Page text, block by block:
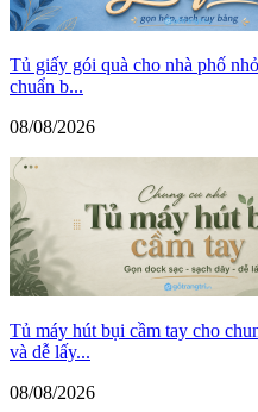
Tủ giấy gói quà cho nhà phố
chuẩn b...
08/08/2026
Tủ máy hút bụi cầm tay cho
và dễ lấy...
08/08/2026